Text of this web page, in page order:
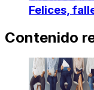
Felices,
Contenido